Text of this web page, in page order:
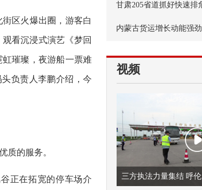
区火爆出圈，游客白
看沉浸式演艺《梦回
璀璨，夜游船一票难
负责人李鹏介绍，今
质的服务。
正在拓宽的停车场介
内蒙古货运增长动能强劲
视频